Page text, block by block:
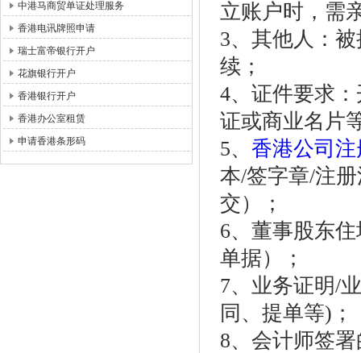
中港马商贸单证处理服务
香港电讯牌照申请
瑞士富帝银行开户
花旗银行开户
香港银行开户
香港办公室租赁
申请香港条形码
立账户时，需
3、其他人：
续；
4、证件要求
证或商业名片
5、 香港公司注
本/签字章/注
交）；
6、董事股东
单据）；
7、业务证明/
同、提单等)；
8、会计师签